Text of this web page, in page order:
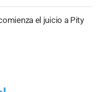
el juicio a Pity